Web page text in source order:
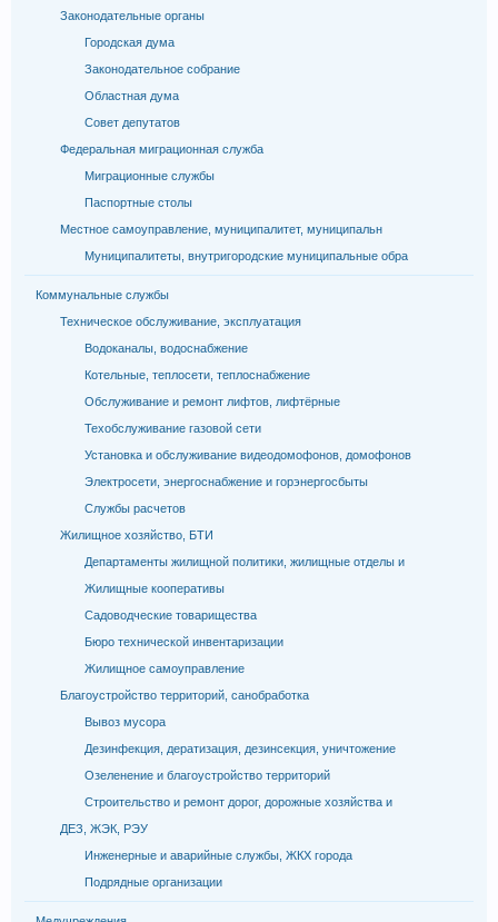
Законодательные органы
Городская дума
Законодательное собрание
Областная дума
Совет депутатов
Федеральная миграционная служба
Миграционные службы
Паспортные столы
Местное самоуправление, муниципалитет, муниципальн
Муниципалитеты, внутригородские муниципальные обра
Коммунальные службы
Техническое обслуживание, эксплуатация
Водоканалы, водоснабжение
Котельные, теплосети, теплоснабжение
Обслуживание и ремонт лифтов, лифтёрные
Техобслуживание газовой сети
Установка и обслуживание видеодомофонов, домофонов
Электросети, энергоснабжение и горэнергосбыты
Службы расчетов
Жилищное хозяйство, БТИ
Департаменты жилищной политики, жилищные отделы и
Жилищные кооперативы
Садоводческие товарищества
Бюро технической инвентаризации
Жилищное самоуправление
Благоустройство территорий, санобработка
Вывоз мусора
Дезинфекция, дератизация, дезинсекция, уничтожение
Озеленение и благоустройство территорий
Строительство и ремонт дорог, дорожные хозяйства и
ДЕЗ, ЖЭК, РЭУ
Инженерные и аварийные службы, ЖКХ города
Подрядные организации